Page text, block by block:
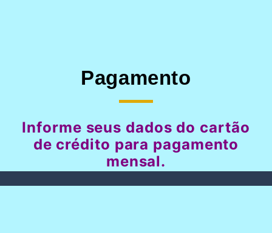
Pagamento
Informe seus dados do cartão
de crédito para pagamento
mensal.